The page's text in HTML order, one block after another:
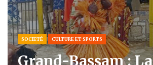
SOCIETÉ CULTURE ET SPORTS
Grand-Bassam : La